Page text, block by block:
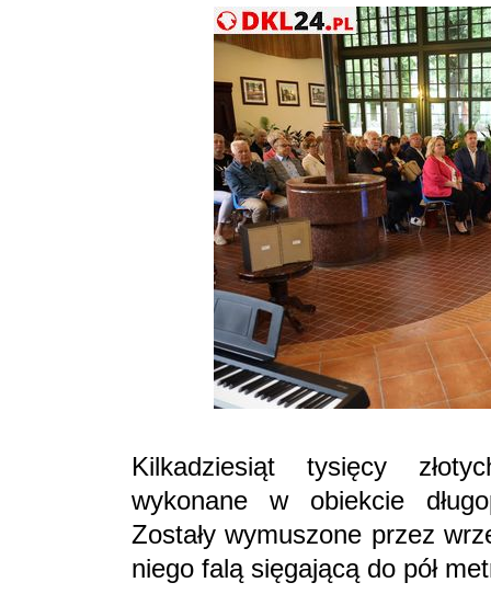
Kilkadziesiąt tysięcy
wykonane w obiekcie
Zostały wymuszone przez
niego falą sięgającą do pół